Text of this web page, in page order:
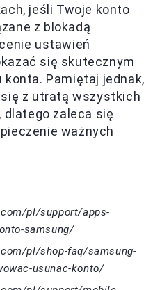
jeśli Twoje konto
z blokadą
ustawień
się skutecznym
Pamiętaj jednak,
z utratą wszystkich
dlatego zaleca się
ważnych
pl/support/apps-
samsung/
pl/shop-faq/samsung-
usunac-konto/